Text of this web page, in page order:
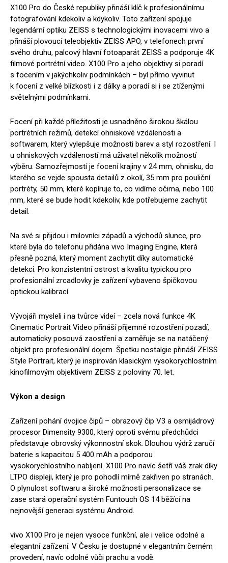
X100 Pro do České republiky přináší klíč k profesionálnímu
fotografování kdekoliv a kdykoliv. Toto zařízení spojuje
legendární optiku ZEISS s technologickými inovacemi vivo a
přináší plovoucí teleobjektiv ZEISS APO, v telefonech první
svého druhu, palcový hlavní fotoaparát ZEISS a podporuje 4K
filmové portrétní video. X100 Pro a jeho objektivy si poradí
s focením v jakýchkoliv podmínkách – byl přímo vyvinut
k focení z velké blízkosti i z dálky a poradí si i se ztíženými
světelnými podmínkami.
Focení při každé příležitosti je usnadněno širokou škálou
portrétních režimů, detekcí ohniskové vzdálenosti a
softwarem, který vylepšuje možnosti barev a styl rozostření. I
u ohniskových vzdáleností má uživatel několik možností
výběru. Samozřejmostí je focení krajiny v 24 mm, ohnisku, do
kterého se vejde spousta detailů z okolí, 35 mm pro pouliční
portréty, 50 mm, které kopíruje to, co vidíme očima, nebo 100
mm, které se bude hodit kdekoliv, kde potřebujeme zachytit
detail.
Na své si přijdou i milovníci západů a východů slunce, pro
které byla do telefonu přidána vivo Imaging Engine, která
přesně pozná, který moment zachytit díky automatické
detekci. Pro konzistentní ostrost a kvalitu typickou pro
profesionální zrcadlovky je zařízení vybaveno špičkovou
optickou kalibrací.
Vývojáři mysleli i na tvůrce videí – zcela nová funkce 4K
Cinematic Portrait Video přináší příjemné rozostření pozadí,
automaticky posouvá zaostření a zaměřuje se na natáčený
objekt pro profesionální dojem. Špetku nostalgie přináší ZEISS
Style Portrait, který je inspirován klasickým vysokorychlostním
kinofilmovým objektivem ZEISS z poloviny 70. let.
Výkon a design
Zařízení pohání dvojice čipů – obrazový čip V3 a osmijádrový
procesor Dimensity 9300, který oproti svému předchůdci
představuje obrovský výkonnostní skok. Dlouhou výdrž zaručí
baterie s kapacitou 5 400 mAh a podporou
vysokorychlostního nabíjení. X100 Pro navíc šetří váš zrak díky
LTPO displeji, který je pro pohodlí mírně zakřiven po stranách.
O plynulost softwaru a široké možnosti personalizace se
zase stará operační systém Funtouch OS 14 běžící na
nejnovější generaci systému Android.
vivo X100 Pro je nejen vysoce funkční, ale i velice odolné a
elegantní zařízení. V Česku je dostupné v elegantním černém
provedení, navíc odolné vůči prachu a vodě.